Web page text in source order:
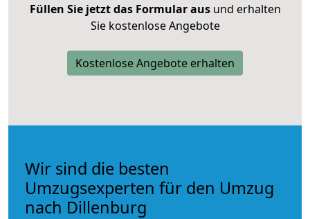
Füllen Sie jetzt das Formular ausund erhalten
Sie kostenlose Angebote
Kostenlose Angebote erhalten
Wir sind die besten
Umzugsexperten für den Umzug
nach Dillenburg